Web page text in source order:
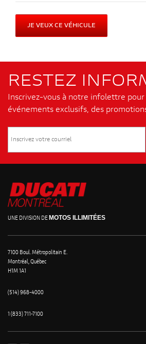
JE VEUX CE VÉHICULE
RESTEZ
Inscrivez-vous à notre infolettre
événements exclusifs, des
UNE DIVISION DE MOTOS ILLIMITÉES
7100 Boul. Métropolitain E.
Montréal, Québec
H1M 1A1
(514) 968-4000
1 (833) 711-7100